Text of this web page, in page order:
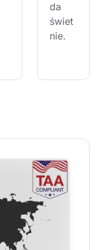
da
świet
nie.